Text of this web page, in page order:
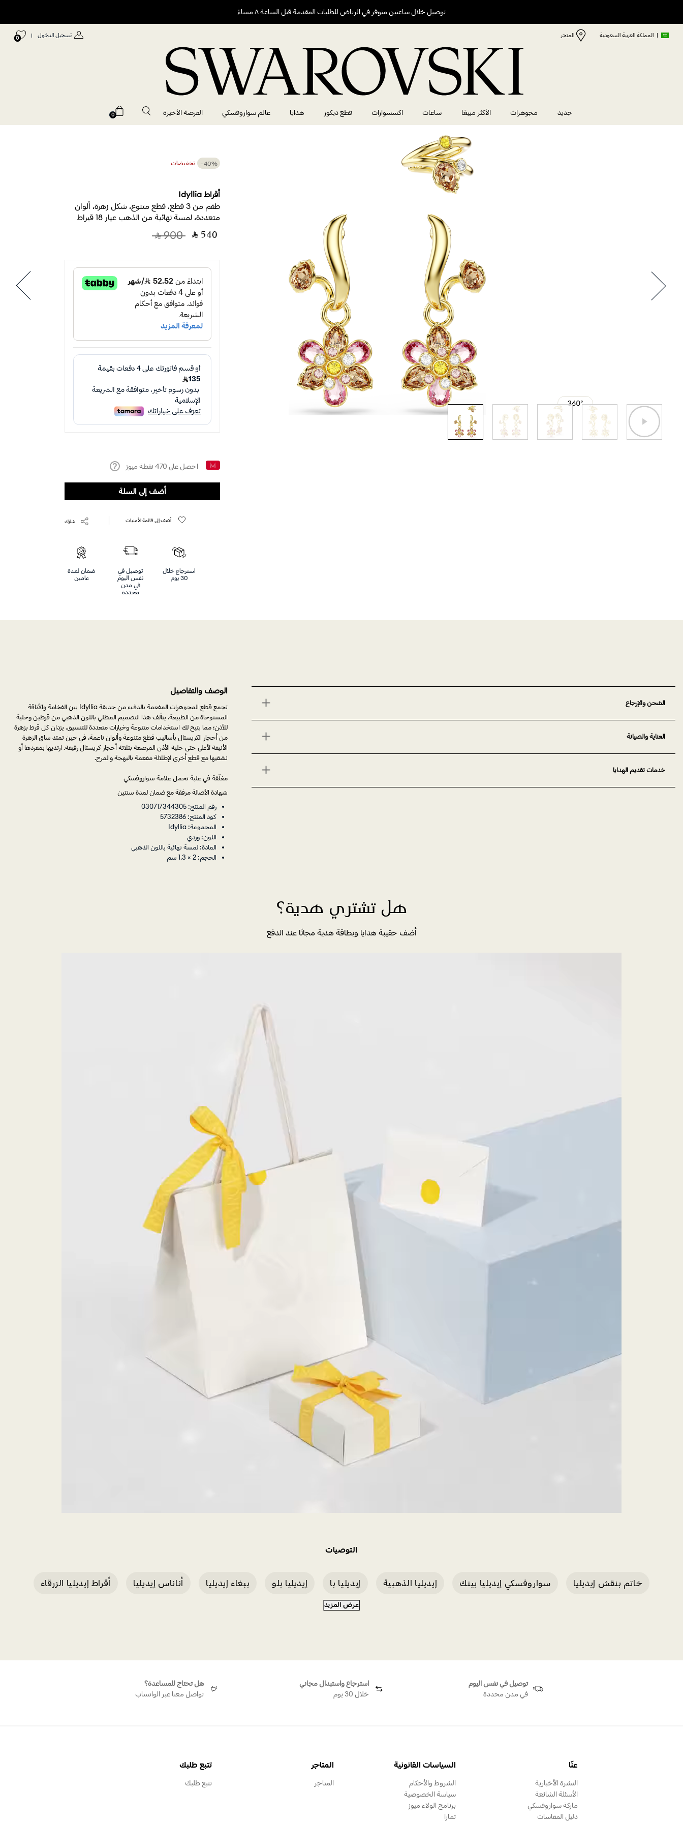
توصيل خلال ساعتين متوفر في الرياض للطلبات المقدمة قبل الساعة ٨ مساءً
| المملكة العربية السعودية المتجر تسجيل الدخول |
0
جديد مجوهرات الأكثر مبيعًا ساعات اكسسوارات قطع ديكور هدايا عالم سواروفسكي الفرصة الأخيرة 0
−40% تخفيضات
أقراط Idyllia
طقم من 3 قطع، قطع متنوع، شكل زهرة، ألوان
متعددة، لمسة نهائية من الذهب عيار 18 قيراط
‎ ⃁ ⁦540⁩ ‎
‎ ⃁ ⁦900⁩ ‎
احصل على 470 نقطة ميوز
أضف إلى السلة
أضف إلى قائمة الأمنيات شارك
استرجاع خلال
30 يوم
توصيل في
نفس اليوم
في مدن
محددة
ضمان لمدة
عامين
الشحن والإرجاع
العناية والصيانة
خدمات تقديم الهدايا
الوصف والتفاصيل
تجمع قطع المجوهرات المفعمة بالدفء من حديقة Idyllia بين الفخامة والأناقة
المستوحاة من الطبيعة. يتألف هذا التصميم المطلي باللون الذهبي من قرطين وحلية
للأذن؛ مما يتيح لك استخدامات متنوعة وخيارات متعددة للتنسيق. يزدان كل قرط بزهرة
من أحجار الكريستال بأساليب قطع متنوعة وألوان ناعمة، في حين تمتد ساق الزهرة
الأنيقة لأعلى حتى حلية الأذن المرصعة بثلاثة أحجار كريستال رقيقة. ارتديها بمفردها أو
نسِّقيها مع قطع أخرى لإطلالة مفعمة بالبهجة والمرح.
مغلّفة في علبة تحمل علامة سواروفسكي
شهادة الأصالة مرفقة مع ضمان لمدة سنتين
رقم المنتج: 030717344305
كود المنتج: 5732386
المجموعة: Idyllia
اللون: وردي
المادة: لمسة نهائية باللون الذهبي
الحجم: 2 × 1.3 سم
هل تشتري هدية؟
أضف حقيبة هدايا وبطاقة هدية مجانًا عند الدفع
التوصيات
خاتم بنقش إيديليا سواروفسكي إيديليا بينك إيديليا الذهبية إيديليا با إيديليا بلو ببغاء إيديليا أناناس إيديليا أقراط إيديليا الزرقاء
عرض المزيد
توصيل في نفس اليوم
في مدن محددة
استرجاع واستبدال مجاني
خلال 30 يوم
هل تحتاج للمساعدة؟
تواصل معنا عبر الواتساب
عنّا
النشرة الأخبارية
الأسئلة الشائعة
ماركة سواروفسكي
دليل المقاسات
السياسات القانونية
الشروط والأحكام
سياسة الخصوصية
برنامج الولاء ميوز
تمارا
المتاجر
المتاجر
تتبع طلبك
تتبع طلبك